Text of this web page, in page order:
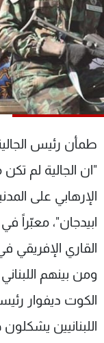
طمأن رئيس
"ان الجالية لم
الإرهابي على
ابيدجان"،
القاري الإفريقي
ومن بينهم
الكوت ديفوار
اللبنانيين
كأس العالم
البرامج
جدول البرامج
شاهد البرامج
عن MTV
الإنـتـاج
لاعلاناتكم